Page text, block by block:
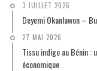
3 JUILLET 2026
Deyemi Okanlawon –
27 MAI 2026
Tissu indigo au Bénin
économique